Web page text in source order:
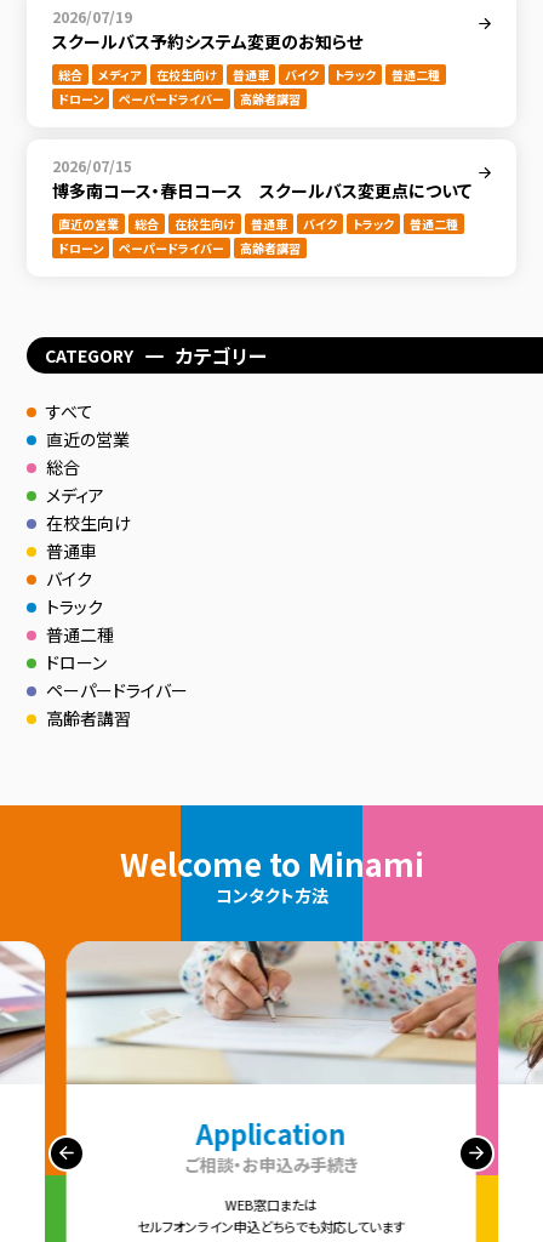
2026/07/19
スクールバス予約システム変更のお知らせ
総合 メディア 在校生向け 普通車 バイク トラック
普通二種
ドローン
ペーパードライバー 高齢者講習
2026/07/15
博多南コース・春日コース スクールバス変更点について
直近の営業 総合 在校生向け 普通車 バイク トラック
普通二種
ドローン
ペーパードライバー 高齢者講習
CATEGORY カテゴリー
すべて
直近の営業
総合
メディア
在校生向け
普通車
バイク
トラック
普通二種
ドローン
ペーパードライバー
高齢者講習
Welcome to Minami
コンタクト方法
Application
ご相談・お申込み手続き
WEB窓口または
セルフオンライン申込どちらでも対応しています